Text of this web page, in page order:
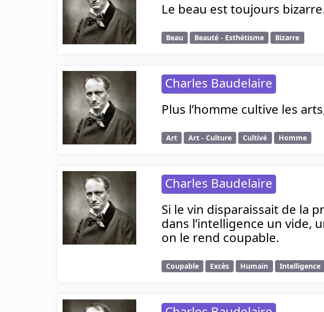
Le beau est toujours
Beau Beauté - Esthétisme Bizarre
Charles Baudelaire
Plus l’homme cultive les
Art Art - Culture Cultivé Homme
Charles Baudelaire
Si le vin disparaissait de la
dans l’intelligence un vide,
on le rend coupable.
Coupable Excès Humain Intelligence